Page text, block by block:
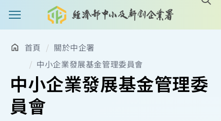
主選單案扭
首頁
關於中企署
中小企業發展基金管理委員會
中小企業發展基金管理委
員會